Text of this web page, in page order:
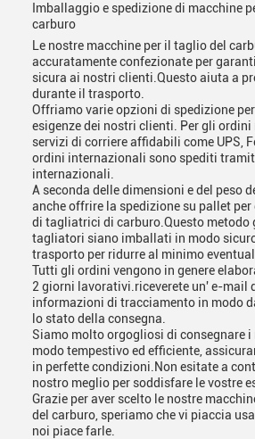
Imballaggio e spedizione di macchine
carburo
Le nostre macchine per il taglio del
accuratamente confezionate per
sicura ai nostri clienti.Questo aiuta a
durante il trasporto.
Offriamo varie opzioni di spedizione
esigenze dei nostri clienti. Per gli
servizi di corriere affidabili come UPS,
ordini internazionali sono spediti
internazionali.
A seconda delle dimensioni e del peso
anche offrire la spedizione su pallet
di tagliatrici di carburo.Questo metodo
tagliatori siano imballati in modo
trasporto per ridurre al minimo
Tutti gli ordini vengono in genere
2 giorni lavorativi.riceverete un' e-mail
informazioni di tracciamento in modo
lo stato della consegna.
Siamo molto orgogliosi di consegnare
modo tempestivo ed efficiente,
in perfette condizioni.Non esitate a
nostro meglio per soddisfare le vostre
Grazie per aver scelto le nostre
del carburo, speriamo che vi piaccia
noi piace farle.